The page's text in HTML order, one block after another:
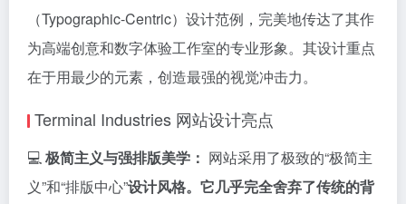
（Typographic-Centric）设计范例，完美地传达了其作
为高端创意和数字体验工作室的专业形象。其设计重点
在于用最少的元素，创造最强的视觉冲击力。
Terminal Industries 网站设计亮点
💻极简主义与强排版美学： 网站采用了极致的“极简主
义”和“排版中心”设计风格。它几乎完全舍弃了传统的背